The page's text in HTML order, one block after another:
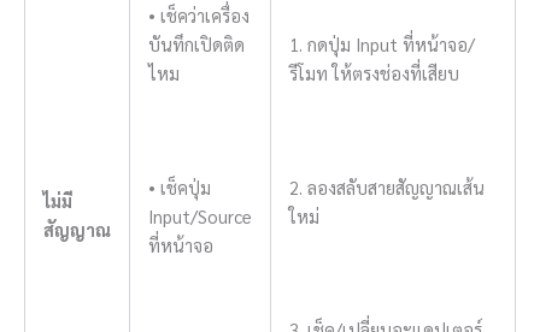
ไม่มี
สัญญาณ
• เช็คว่าเครื่อง
บันทึกเปิดติด
ไหม
• เช็คปุ่ม
Input/Source
ที่หน้าจอ
1. กดปุ่ม Input ที่หน้าจอ/
รีโมท ให้ตรงช่องที่เสียบ
2. ลองสลับสายสัญญาณเส้น
ใหม่